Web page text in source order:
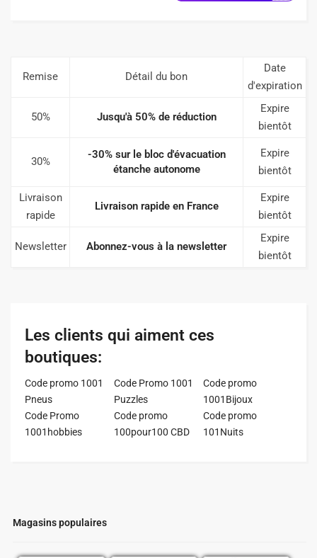
Magasins populaires
Remise Détail du bon
Date
d'expiration
50% Jusqu'à 50% de réduction
Expire
bientôt
30%
-30% sur le bloc d'évacuation
étanche autonome
Expire
bientôt
Livraison
rapide
Livraison rapide en France
Expire
bientôt
Newsletter Abonnez-vous à la newsletter
Expire
bientôt
Les clients qui aiment ces
boutiques:
Code promo 1001
Pneus
Code Promo 1001
Puzzles
Code promo
1001Bijoux
Code Promo
1001hobbies
Code promo
100pour100 CBD
Code promo
101Nuits